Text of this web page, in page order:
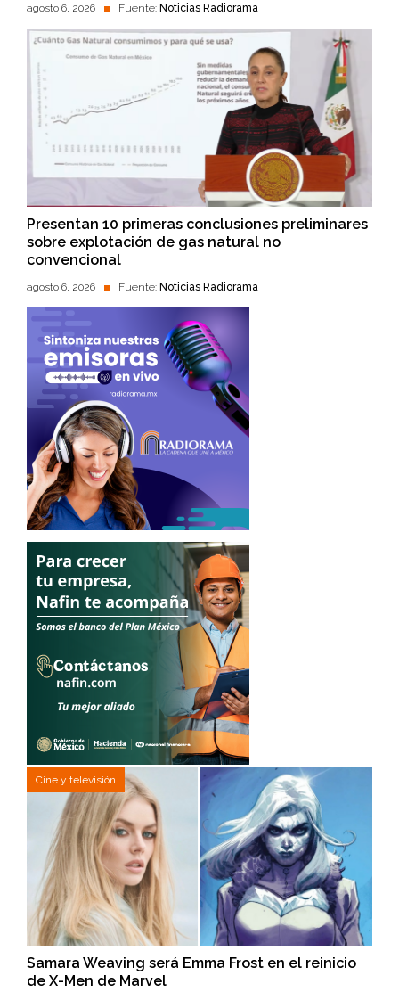
agosto 6, 2026 Fuente: Noticias Radiorama
Presentan 10 primeras conclusiones preliminares
sobre explotación de gas natural no
convencional
agosto 6, 2026 Fuente: Noticias Radiorama
Cine y televisión
Samara Weaving será Emma Frost en el reinicio
de X-Men de Marvel